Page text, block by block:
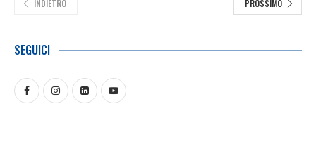
INDIETRO PROSSIMO
SEGUICI